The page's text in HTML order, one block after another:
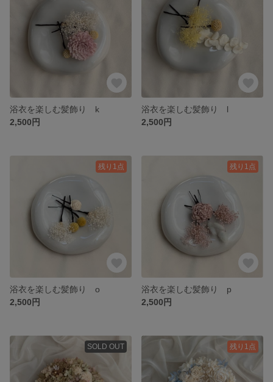
浴衣を楽しむ髪飾り k
2,500円
浴衣を楽しむ髪飾り l
2,500円
残り1点
浴衣を楽しむ髪飾り o
2,500円
残り1点
浴衣を楽しむ髪飾り p
2,500円
SOLD OUT 残り1点